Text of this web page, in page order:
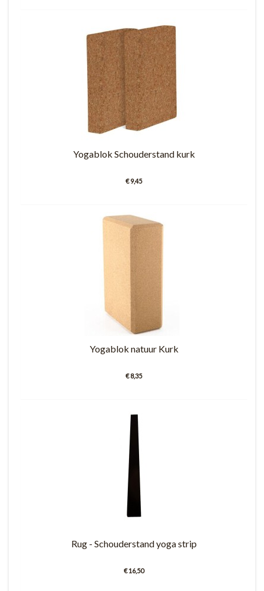
Yogablok Schouderstand kurk
€ 9,45
Yogablok natuur Kurk
€ 8,35
Rug - Schouderstand yoga strip
€ 16,50